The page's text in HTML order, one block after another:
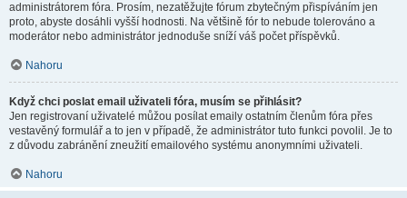
administrátorem fóra. Prosím, nezatěžujte fórum zbytečným přispíváním jen
proto, abyste dosáhli vyšší hodnosti. Na většině fór to nebude tolerováno a
moderátor nebo administrátor jednoduše sníží váš počet příspěvků.
Nahoru
Když chci poslat email uživateli fóra, musím se přihlásit?
Jen registrovaní uživatelé můžou posílat emaily ostatním členům fóra přes
vestavěný formulář a to jen v případě, že administrátor tuto funkci povolil. Je to
z důvodu zabránění zneužití emailového systému anonymními uživateli.
Nahoru